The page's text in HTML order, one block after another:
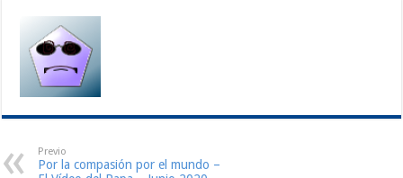
Previo
Por la compasión por el mundo –